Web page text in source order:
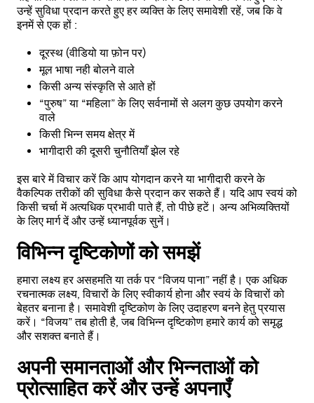
उन्हें सुविधा प्रदान करते हुए हर व्यक्ति के लिए समावेशी रहें, जब कि वे
इनमें से एक हों :
दूरस्थ (वीडियो या फ़ोन पर)
मूल भाषा नही बोलने वाले
किसी अन्य संस्कृति से आते हों
“पुरुष” या “महिला” के लिए सर्वनामों से अलग कुछ उपयोग करने
वाले
किसी भिन्न समय क्षेत्र में
भागीदारी की दूसरी चुनौतियाँ झेल रहे
इस बारे में विचार करें कि आप योगदान करने या भागीदारी करने के
वैकल्पिक तरीकों की सुविधा कैसे प्रदान कर सकते हैं। यदि आप स्वयं को
किसी चर्चा में अत्यधिक प्रभावी पाते हैं, तो पीछे हटें। अन्य अभिव्यक्तियों
के लिए मार्ग दें और उन्हें ध्यानपूर्वक सुनें।
विभिन्न दृष्टिकोणों को समझें
हमारा लक्ष्य हर असहमति या तर्क पर “विजय पाना” नहीं है। एक अधिक
रचनात्मक लक्ष्य, विचारों के लिए स्वीकार्य होना और स्वयं के विचारों को
बेहतर बनाना है। समावेशी दृष्टिकोण के लिए उदाहरण बनने हेतु प्रयास
करें। “विजय” तब होती है, जब विभिन्न दृष्टिकोण हमारे कार्य को समृद्ध
और सशक्त बनाते हैं।
अपनी समानताओं और भिन्नताओं को
प्रोत्साहित करें और उन्हें अपनाएँ